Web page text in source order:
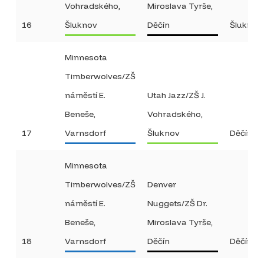
16
Vohradského,
Šluknov
Miroslava Tyrše,
Děčín
Šluknov
17
Minnesota
Timberwolves/ZŠ
náměstí E.
Beneše,
Varnsdorf
Utah Jazz/ZŠ J.
Vohradského,
Šluknov
Děčín
18
Minnesota
Timberwolves/ZŠ
náměstí E.
Beneše,
Varnsdorf
Denver
Nuggets/ZŠ Dr.
Miroslava Tyrše,
Děčín
Děčín